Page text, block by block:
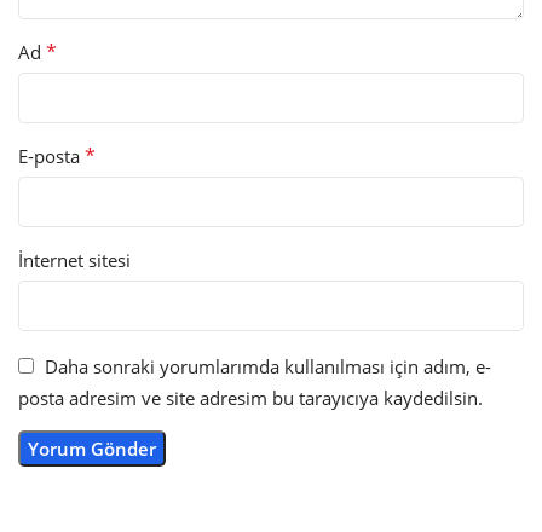
Ad *
E-posta *
İnternet sitesi
Daha sonraki yorumlarımda kullanılması için adım, e-
posta adresim ve site adresim bu tarayıcıya kaydedilsin.